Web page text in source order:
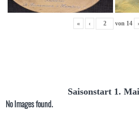
« ‹ von 14 ›
Saisonstart 1.
No Images found.